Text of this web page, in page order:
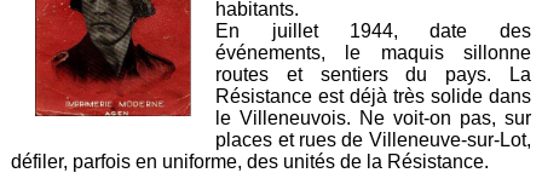
habitants.
En juillet 1944, date des
événements, le maquis sillonne
routes et sentiers du pays. La
Résistance est déjà très solide dans
le Villeneuvois. Ne voit-on pas, sur
places et rues de Villeneuve-sur-Lot,
défiler, parfois en uniforme, des unités de la Résistance.